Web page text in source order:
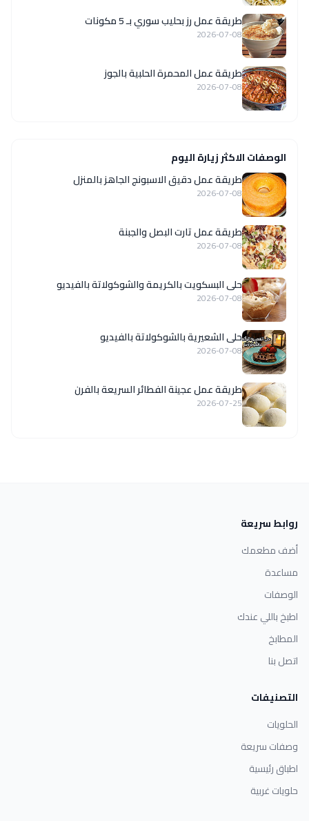
طريقة عمل رز بحليب سوري بـ 5 مكونات
2026-07-08
طريقة عمل المحمرة الحلبية بالجوز
2026-07-08
الوصفات الاكثر زيارة اليوم
طريقة عمل دقيق الاسبونج الجاهز بالمنزل
2026-07-08
طريقة عمل تارت البصل والجبنة
2026-07-08
حلى البسكويت بالكريمة والشوكولاتة بالفيديو
2026-07-08
حلى الشعيرية بالشوكولاتة بالفيديو
2026-07-08
طريقة عمل عجينة الفطائر السريعة بالفرن
2026-07-25
روابط سريعة
أضف مطعمك
مساعدة
الوصفات
اطبخ باللي عندك
المطابخ
اتصل بنا
التصنيفات
الحلويات
وصفات سريعة
اطباق رئيسية
حلويات غربية